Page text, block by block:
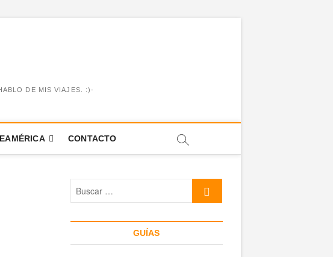
DE MIS VIAJES. :)-
CONTACTO
GUÍAS